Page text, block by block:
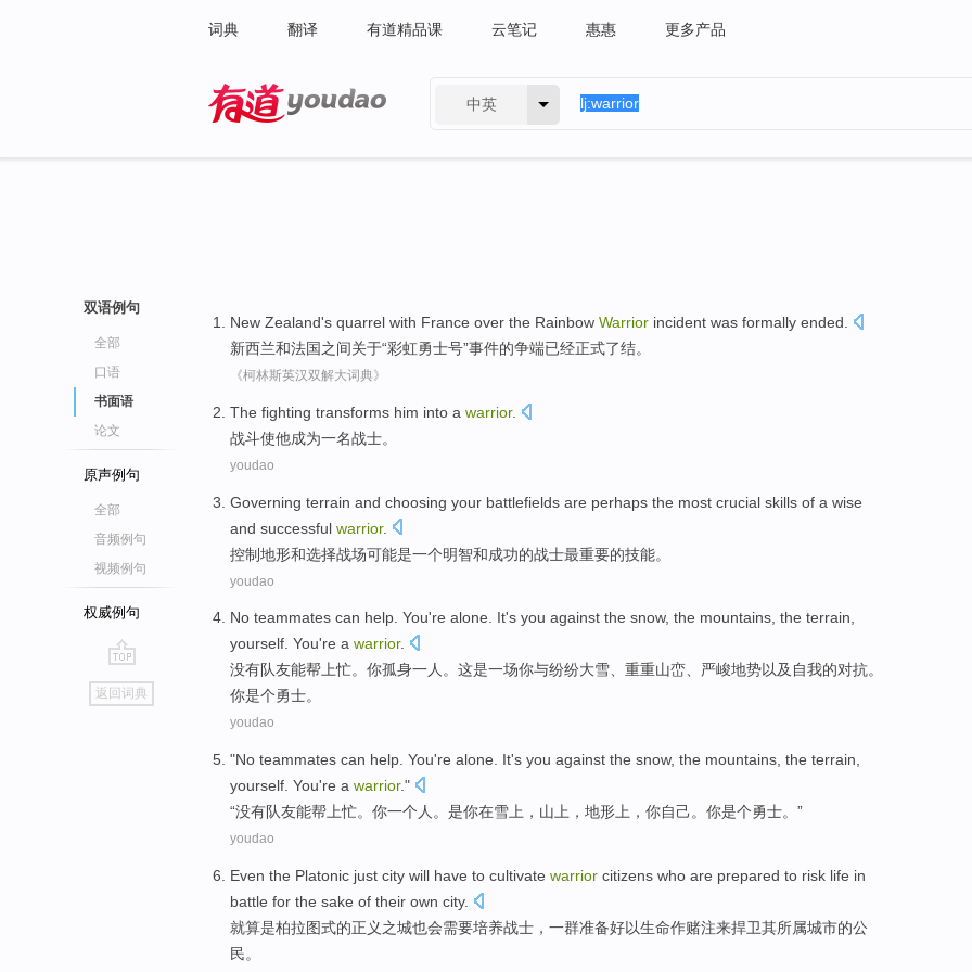
词典 翻译 有道精品课 云笔记 惠惠 更多产品
中英
双语例句
全部
口语
书面语
论文
原声例句
全部
音频例句
视频例句
权威例句
go
top
返回词典
New Zealand's quarrel with France over the Rainbow Warrior incident was formally ended
新西兰和法国之间关于“彩虹勇士号”事件的争端已经正式了结。
《柯林斯英汉双解大词典》
The fighting transforms him into a warrior.
战斗使他成为一名战士。
youdao
Governing terrain and choosing your battlefields are perhaps the most crucial skills of a wise
and successful warrior.
控制地形和选择战场可能是一个明智和成功的战士最重要的技能。
youdao
No teammates can help. You're alone. It's you against the snow, the mountains, the terrain,
yourself. You're a warrior.
没有队友能帮上忙。 你孤身一人。 这是一场你与纷纷大雪、重重山峦、严峻地势以及 自我的对抗。
你是个勇士。
youdao
"No teammates can help You're alone It's you against the snow, the mountains the terrain
yourself . You're a warrior."
“没有队友能帮上忙。 你一个人 。 是你在雪上 ， 山上 ， 地形 上， 你自己。你是个勇士。”
youdao
Even the Platonic just city will have to cultivate warrior citizens who are prepared to risk life in
battle for the sake of their own city.
就算是柏拉图式的正义之城也会需要培养战士 ，一群准备好以生命作赌注来捍卫其所属城市的公
民。